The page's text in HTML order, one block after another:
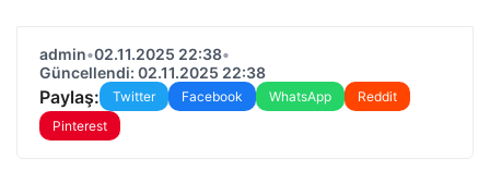
admin•02.11.2025 22:38•
Güncellendi: 02.11.2025 22:38
Paylaş: Twitter Facebook WhatsApp
Reddit
Pinterest